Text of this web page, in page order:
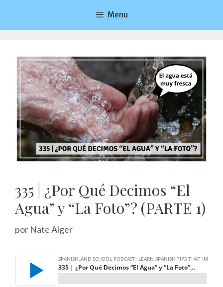
contenido
Menu
335 | ¿Por Qué Decimos “El
Agua” y “La Foto”? (PARTE 1)
por Nate Alger